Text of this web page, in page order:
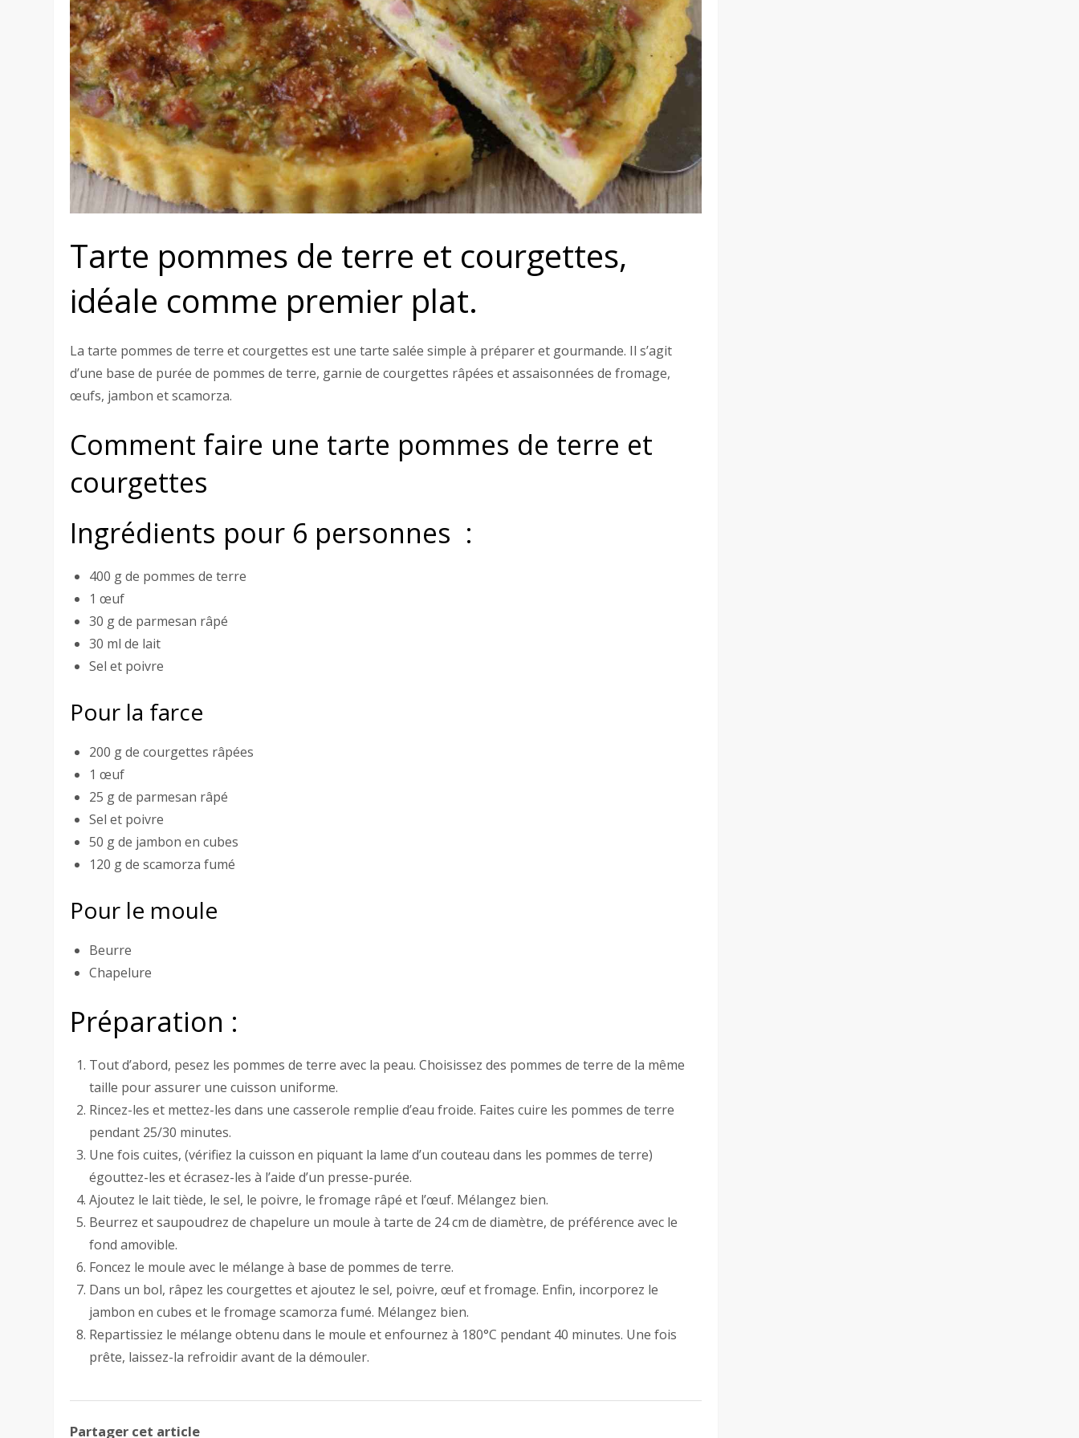
Tarte pommes de terre et courgettes,
idéale comme premier plat.
La tarte pommes de terre et courgettes est une tarte salée simple à préparer et gourmande. Il s’agit
d’une base de purée de pommes de terre, garnie de courgettes râpées et assaisonnées de fromage,
œufs, jambon et scamorza.
Comment faire une tarte pommes de terre et
courgettes
Ingrédients pour 6 personnes :
400 g de pommes de terre
1 œuf
30 g de parmesan râpé
30 ml de lait
Sel et poivre
Pour la farce
200 g de courgettes râpées
1 œuf
25 g de parmesan râpé
Sel et poivre
50 g de jambon en cubes
120 g de scamorza fumé
Pour le moule
Beurre
Chapelure
Préparation :
Tout d’abord, pesez les pommes de terre avec la peau. Choisissez des pommes de terre de la même
taille pour assurer une cuisson uniforme.
Rincez-les et mettez-les dans une casserole remplie d’eau froide. Faites cuire les pommes de terre
pendant 25/30 minutes.
Une fois cuites, (vérifiez la cuisson en piquant la lame d’un couteau dans les pommes de terre)
égouttez-les et écrasez-les à l’aide d’un presse-purée.
Ajoutez le lait tiède, le sel, le poivre, le fromage râpé et l’œuf. Mélangez bien.
Beurrez et saupoudrez de chapelure un moule à tarte de 24 cm de diamètre, de préférence avec le
fond amovible.
Foncez le moule avec le mélange à base de pommes de terre.
Dans un bol, râpez les courgettes et ajoutez le sel, poivre, œuf et fromage. Enfin, incorporez le
jambon en cubes et le fromage scamorza fumé. Mélangez bien.
Repartissiez le mélange obtenu dans le moule et enfournez à 180°C pendant 40 minutes. Une fois
prête, laissez-la refroidir avant de la démouler.
Partager cet article